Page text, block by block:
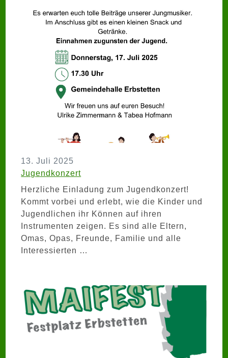
13. Juli 2025
Jugendkonzert
Herzliche Einladung zum Jugendkonzert!
Kommt vorbei und erlebt, wie die Kinder und
Jugendlichen ihr Können auf ihren
Instrumenten zeigen. Es sind alle Eltern,
Omas, Opas, Freunde, Familie und alle
Interessierten …